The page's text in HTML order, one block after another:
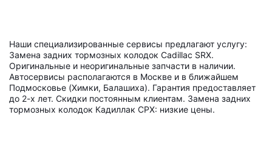
Наши специализированные сервисы предлагают услугу:
Замена задних тормозных колодок Cadillac SRX.
Оригинальные и неоригинальные запчасти в наличии.
Автосервисы располагаются в Москве и в ближайшем
Подмосковье (Химки, Балашиха). Гарантия предоставляет
до 2-х лет. Скидки постоянным клиентам. Замена задних
тормозных колодок Кадиллак СРХ: низкие цены.